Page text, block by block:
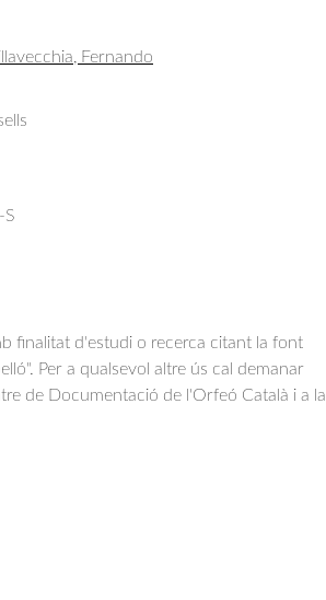
Fernando
S
finalitat d'estudi o recerca citant la font
Per a qualsevol altre ús cal demanar
de Documentació de l'Orfeó Català i a la